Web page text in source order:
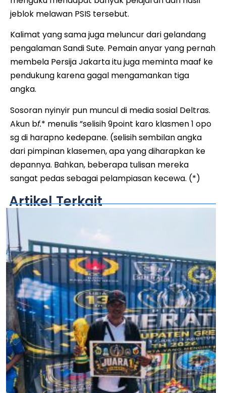
jeblok melawan PSIS tersebut.
Kalimat yang sama juga meluncur dari gelandang
pengalaman Sandi Sute. Pemain anyar yang pernah
membela Persija Jakarta itu juga meminta maaf ke
pendukung karena gagal mengamankan tiga
angka.
Sosoran nyinyir pun muncul di media sosial Deltras.
Akun bf.* menulis ”selisih 9point karo klasmen 1 opo
sg di harapno kedepane. (selisih sembilan angka
dari pimpinan klasemen, apa yang diharapkan ke
depannya. Bahkan, beberapa tulisan mereka
sangat pedas sebagai pelampiasan kecewa. (*)
Artikel Terkait